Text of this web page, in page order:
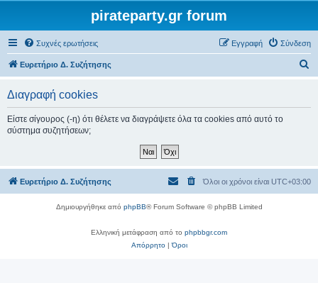
pirateparty.gr forum
Συχνές ερωτήσεις Σύνδεση
Εγγραφή
Ευρετήριο Δ. Συζήτησης
σ
Διαγραφή cookies
Είστε σίγουρος (-η) ότι θέλετε να διαγράψετε όλα τα cookies από αυτό το
σύστημα συζητήσεων;
Ευρετήριο Δ. Συζήτησης Όλοι οι χρόνοι είναι UTC+03:00
Δημιουργήθηκε από phpBB® Forum Software © phpBB Limited
Ελληνική μετάφραση από το phpbbgr.com
Απόρρητο|Όροι